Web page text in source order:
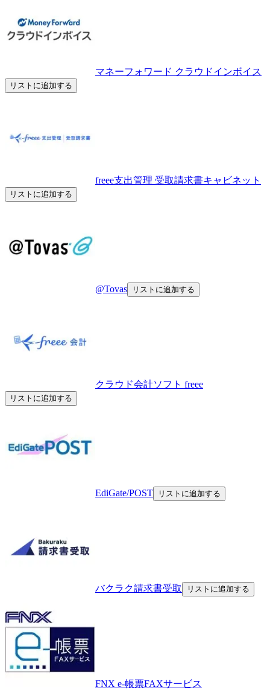
マネーフォワード クラウドインボイス
リストに追加する
freee支出管理 受取請求書キャビネット
リストに追加する
@Tovas リストに追加する
クラウド会計ソフト freee
リストに追加する
EdiGate/POST リストに追加する
バクラク請求書受取 リストに追加する
FNX e-帳票FAXサービス